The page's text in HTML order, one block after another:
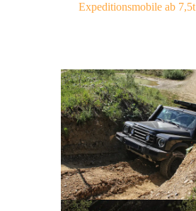
Expeditionsmobile ab 7,5t